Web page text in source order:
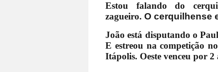
Estou falando do
zagueiro. O cerquilhense
João está disputando o
E estreou na competição
Itápolis. Oeste venceu por 2